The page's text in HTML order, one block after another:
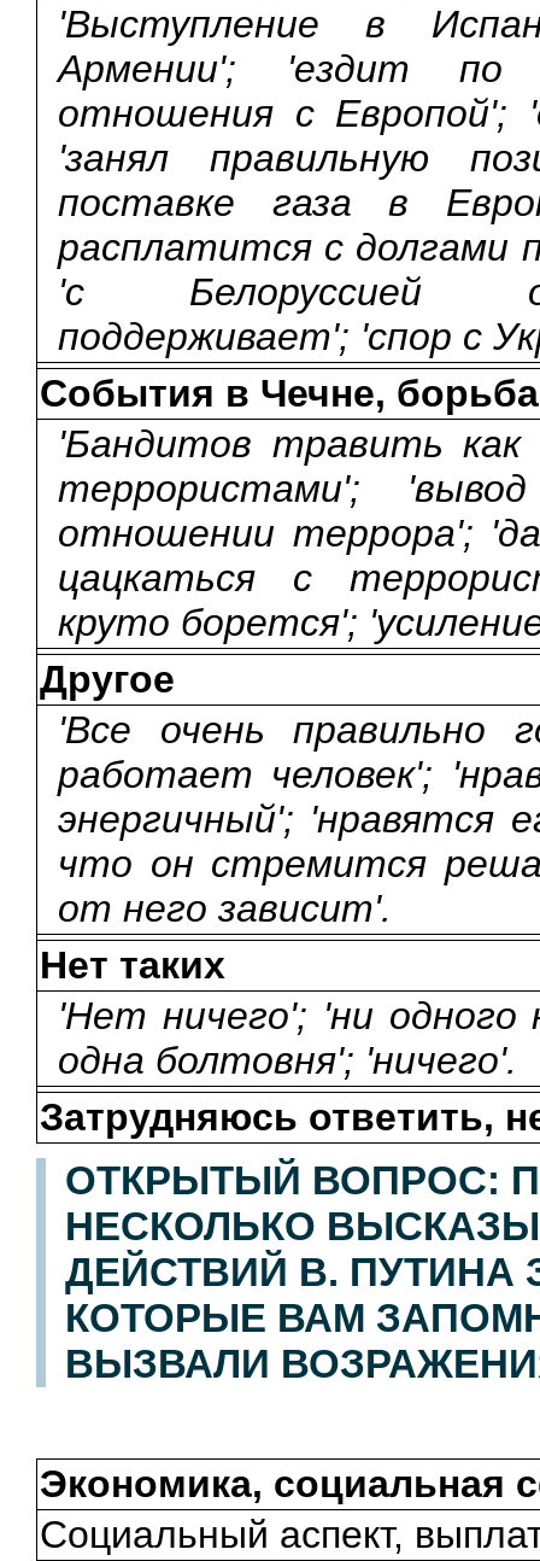
'Выступление в
Армении'; 'ездит по
отношения с Европой';
'занял правильную
поставке газа в
расплатится с долгами
'с Белоруссией
поддерживает'; 'спор с
События в Чечне,
'Бандитов травить как
террористами';
отношении террора';
цацкаться с
круто борется';
Другое
'Все очень правильно
работает человек';
энергичный'; 'нравятся
что он стремится
от него зависит'.
Нет таких
'Нет ничего'; 'ни
одна болтовня'; 'ничего'.
Затрудняюсь ответить,
ОТКРЫТЫЙ ВОПРОС:
НЕСКОЛЬКО
ДЕЙСТВИЙ В.
КОТОРЫЕ ВАМ
ВЫЗВАЛИ
Экономика, социальная
Социальный аспект,